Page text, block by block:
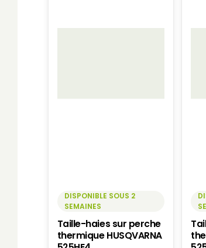
DISPONIBLE SOUS 2
SEMAINES
Taille-haies sur perche
thermique HUSQVARNA